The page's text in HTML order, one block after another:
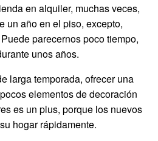
en alquiler, muchas veces,
un año en el piso, excepto,
parecernos poco tiempo,
unos años.
larga temporada, ofrecer una
elementos de decoración
es un plus, porque los nuevos
hogar rápidamente.